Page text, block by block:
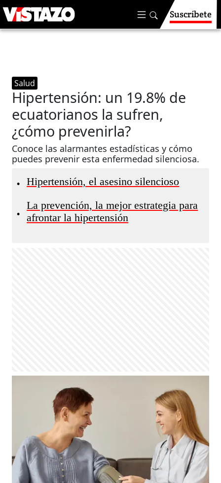
Suscríbete
Salud
Hipertensión: un 19.8% de
ecuatorianos la sufren,
¿cómo prevenirla?
Conoce las alarmantes estadísticas y cómo
puedes prevenir esta enfermedad silenciosa.
• Hipertensión, el asesino silencioso
•
La prevención, la mejor estrategia para
afrontar la hipertensión